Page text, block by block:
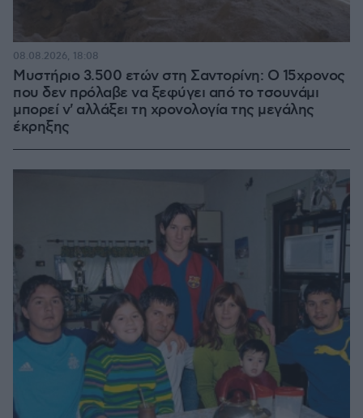
Μυστήριο 3.500 ετών στη Σαντορίνη: Ο 15χρονος
που δεν πρόλαβε να ξεφύγει από το τσουνάμι
μπορεί ν' αλλάξει τη χρονολογία της μεγάλης
έκρηξης
08.08.2026, 18:08